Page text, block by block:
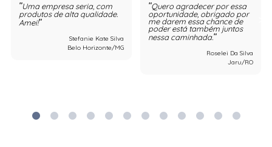
Uma empresa seria, com
produtos de alta qualidade.
Amei!
Stefanie Kate Silva
Belo Horizonte/MG
Quero agradecer por essa
oportunidade, obrigado por
me darem essa chance de
poder está também juntos
nessa caminhada.
Roselei Da Silva
Jaru/RO